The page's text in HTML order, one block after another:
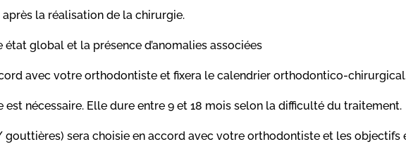
la réalisation de la chirurgie.
état global et la présence d’anomalies associées
avec votre orthodontiste et fixera le calendrier orthodontico-
nécessaire. Elle dure entre 9 et 18 mois selon la difficulté du traitement.
gouttières) sera choisie en accord avec votre orthodontiste et les objectifs